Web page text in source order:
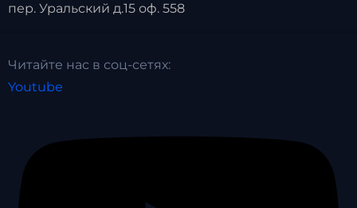
пер. Уральский д.15 оф. 558
Читайте нас в соц-сетях:
Youtube